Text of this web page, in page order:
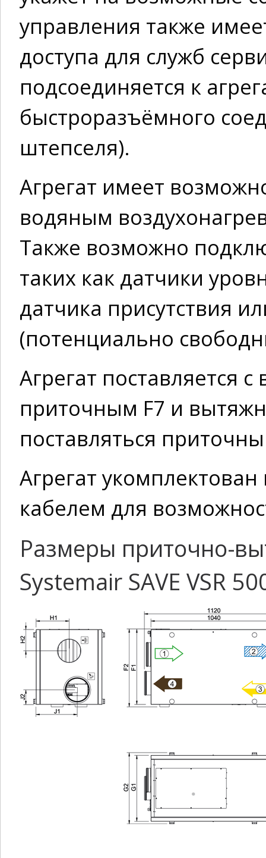
управления также
доступа для служб
подсоединяется к
быстроразъёмного
штепселя).
Агрегат имеет
водяным
Также возможно
таких как датчики
датчика присутствия
(потенциально
Агрегат поставляется
приточным F7 и
поставляться
Агрегат
кабелем для
Размеры приточно-
Systemair SAVE VSR